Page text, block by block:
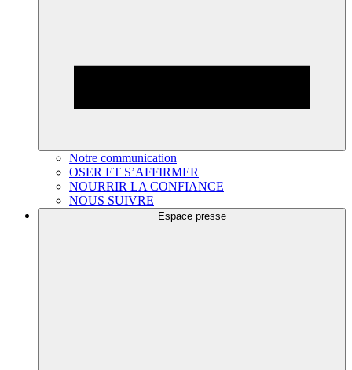
Notre communication
OSER ET S’AFFIRMER
NOURRIR LA CONFIANCE
NOUS SUIVRE
Espace presse